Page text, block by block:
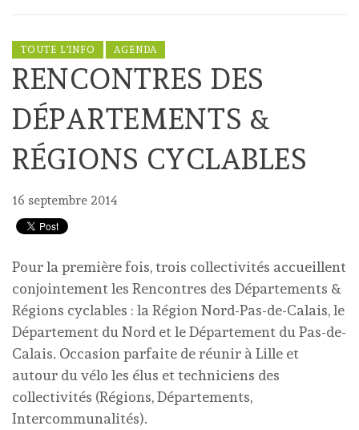
TOUTE L'INFO AGENDA
RENCONTRES DES
DÉPARTEMENTS &
RÉGIONS CYCLABLES
16 septembre 2014
Pour la première fois, trois collectivités accueillent
conjointement les Rencontres des Départements &
Régions cyclables : la Région Nord-Pas-de-Calais, le
Département du Nord et le Département du Pas-de-
Calais. Occasion parfaite de réunir à Lille et
autour du vélo les élus et techniciens des
collectivités (Régions, Départements,
Intercommunalités).